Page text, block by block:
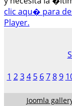
clic aqu� para
Player.
1 2 3 4 5 6 7 8 9
Joomla